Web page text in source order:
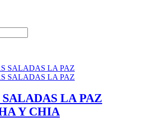
LA PAZ
Y CHIA